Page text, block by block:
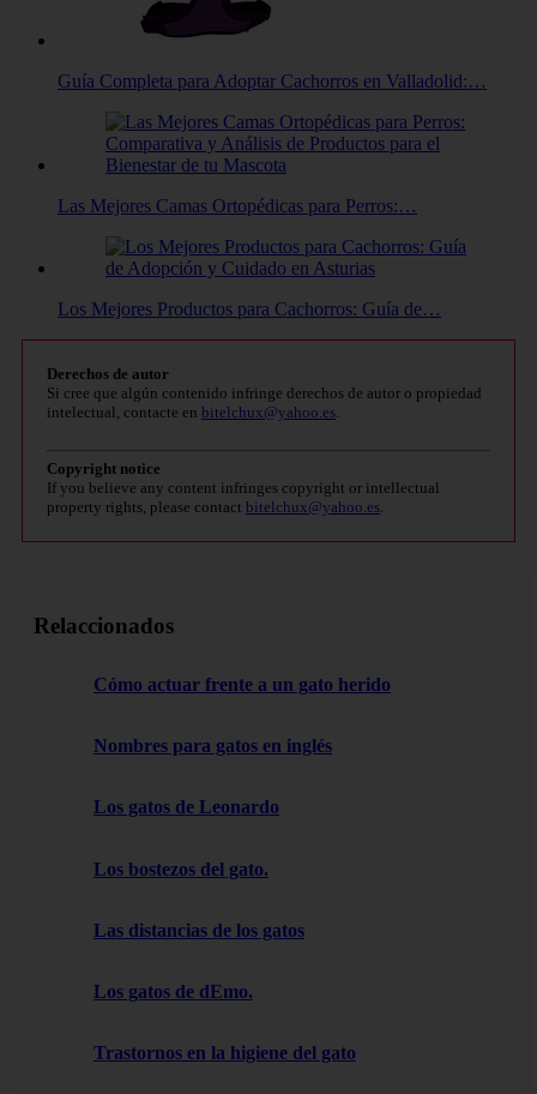
Guía Completa para Adoptar Cachorros en Valladolid:…
Las Mejores Camas Ortopédicas para Perros:…
Los Mejores Productos para Cachorros: Guía de…
Derechos de autor
Si cree que algún contenido infringe derechos de autor o propiedad
intelectual, contacte en bitelchux@yahoo.es.
Copyright notice
If you believe any content infringes copyright or intellectual
property rights, please contact bitelchux@yahoo.es.
Relaccionados
Cómo actuar frente a un gato herido
Nombres para gatos en inglés
Los gatos de Leonardo
Los bostezos del gato.
Las distancias de los gatos
Los gatos de dEmo.
Trastornos en la higiene del gato